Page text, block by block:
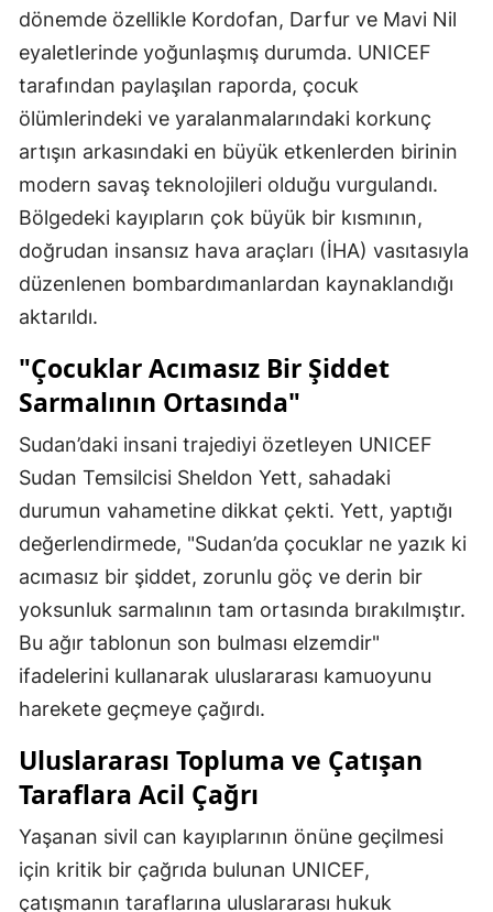
dönemde özellikle Kordofan, Darfur ve Mavi Nil
eyaletlerinde yoğunlaşmış durumda. UNICEF
tarafından paylaşılan raporda, çocuk
ölümlerindeki ve yaralanmalarındaki korkunç
artışın arkasındaki en büyük etkenlerden birinin
modern savaş teknolojileri olduğu vurgulandı.
Bölgedeki kayıpların çok büyük bir kısmının,
doğrudan insansız hava araçları (İHA) vasıtasıyla
düzenlenen bombardımanlardan kaynaklandığı
aktarıldı.
"Çocuklar Acımasız Bir Şiddet
Sarmalının Ortasında"
Sudan’daki insani trajediyi özetleyen UNICEF
Sudan Temsilcisi Sheldon Yett, sahadaki
durumun vahametine dikkat çekti. Yett, yaptığı
değerlendirmede, "Sudan’da çocuklar ne yazık ki
acımasız bir şiddet, zorunlu göç ve derin bir
yoksunluk sarmalının tam ortasında bırakılmıştır.
Bu ağır tablonun son bulması elzemdir"
ifadelerini kullanarak uluslararası kamuoyunu
harekete geçmeye çağırdı.
Uluslararası Topluma ve Çatışan
Taraflara Acil Çağrı
Yaşanan sivil can kayıplarının önüne geçilmesi
için kritik bir çağrıda bulunan UNICEF,
çatışmanın taraflarına uluslararası hukuk